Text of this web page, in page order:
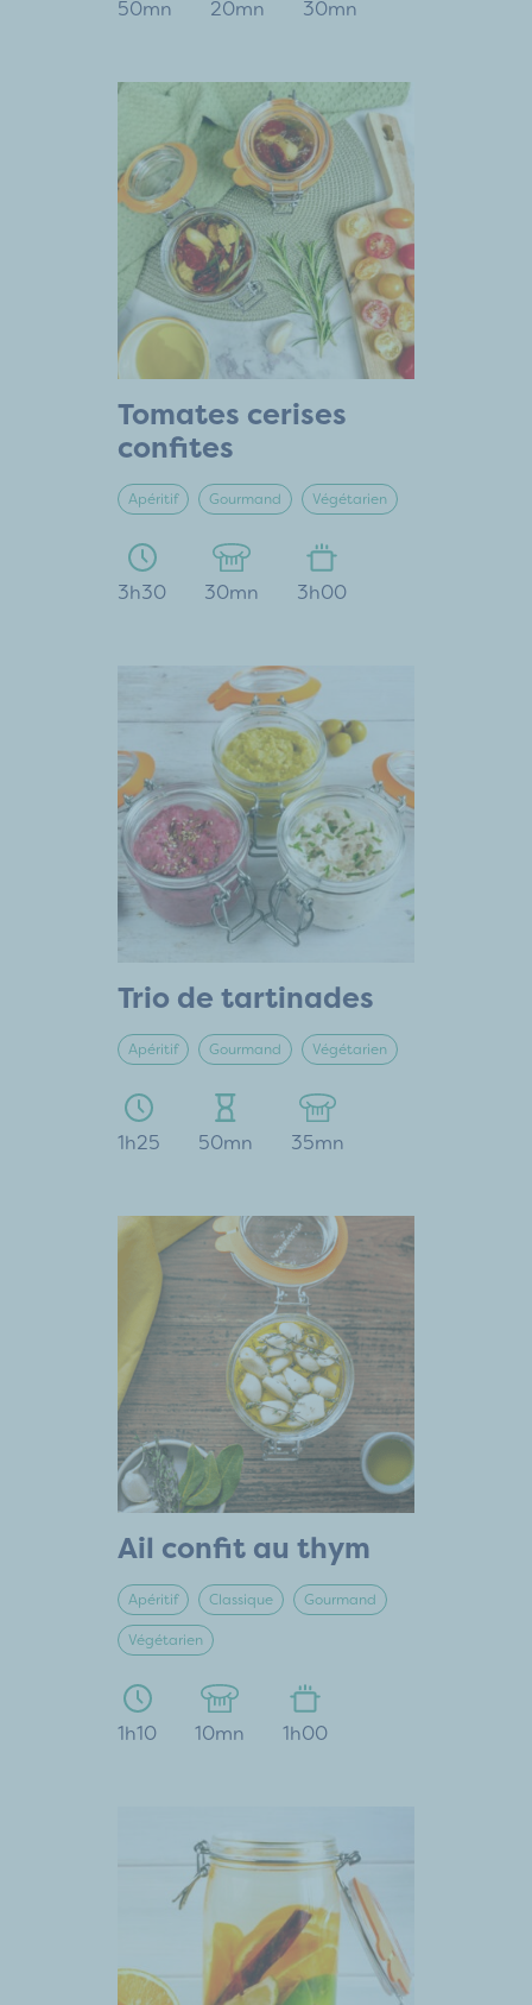
50mn 20mn 30mn
Tomates cerises
confites
Apéritif Gourmand Végétarien
3h30 30mn 3h00
Trio de tartinades
Apéritif Gourmand Végétarien
1h25 50mn 35mn
Ail confit au thym
Apéritif Classique Gourmand
Végétarien
1h10 10mn 1h00